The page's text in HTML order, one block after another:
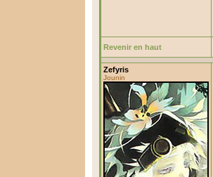
Revenir en haut
Zefyris
Jounin